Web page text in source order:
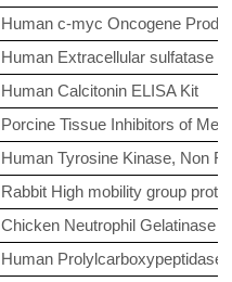
Human c-myc Oncogene
Human Extracellular sulfatase
Human Calcitonin ELISA Kit
Porcine Tissue Inhibitors of
Human Tyrosine Kinase, Non
Rabbit High mobility group
Chicken Neutrophil Gelatinase
Human Prolylcarboxypeptidase